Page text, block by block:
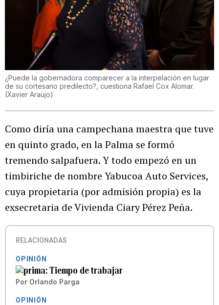
¿Puede la gobernadora comparecer a la interpelación en lugar
de su cortesano predilecto?, cuestiona Rafael Cox Alomar.
(Xavier Araújo)
Como diría una campechana maestra que tuve
en quinto grado, en la Palma se formó
tremendo salpafuera. Y todo empezó en un
timbiriche de nombre Yabucoa Auto Services,
cuya propietaria (por admisión propia) es la
exsecretaria de Vivienda Ciary Pérez Peña.
RELACIONADAS
OPINIÓN
Tiempo de trabajar
Por Orlando Parga
OPINIÓN